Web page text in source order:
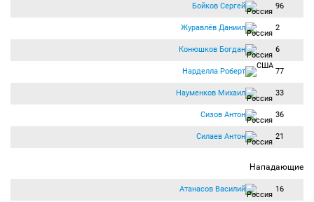
Бойков Сергей 96
Журавлёв Даниил 2
Конюшков Богдан 6
Нарделла Роберт 77
Науменков Михаил 33
Сизов Антон 36
Силаев Антон 21
Нападающие
Атанасов Василий 16